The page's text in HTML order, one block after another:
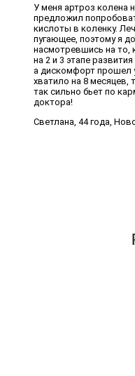
У меня артроз колена
предложил
кислоты в коленку.
пугающее, поэтому я
насмотревшись на то,
на 2 и 3 этапе
а дискомфорт прошел
хватило на 8 месяцев,
так сильно бьет по
доктора!
Светлана, 44 года,